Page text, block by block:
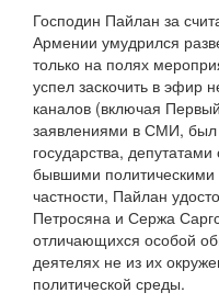
Господин Пайлан за
Армении умудрился
только на полях
успел заскочить в эфир
каналов (включая
заявлениями в СМИ,
государства,
бывшими
частности, Пайлан
Петросяна и Сержа
отличающихся особой
деятелях не из их
политической среды.